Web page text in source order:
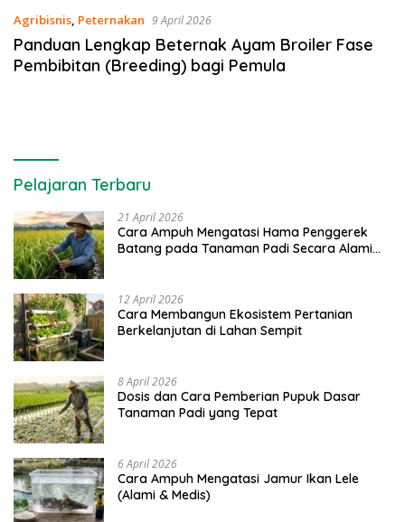
Agribisnis, Peternakan 9 April 2026
Panduan Lengkap Beternak Ayam Broiler Fase
Pembibitan (Breeding) bagi Pemula
Pelajaran Terbaru
21 April 2026
Cara Ampuh Mengatasi Hama Penggerek
Batang pada Tanaman Padi Secara Alami
12 April 2026
Cara Membangun Ekosistem Pertanian
Berkelanjutan di Lahan Sempit
8 April 2026
Dosis dan Cara Pemberian Pupuk Dasar
Tanaman Padi yang Tepat
6 April 2026
Cara Ampuh Mengatasi Jamur Ikan Lele
(Alami & Medis)